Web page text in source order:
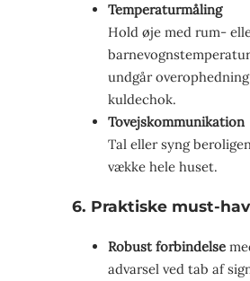
Temperaturmåling
Hold øje med rum-
undgår
kuldechok.
Tovejskommunikation
Tal eller syng
vække hele huset.
6. Praktiske must-
Robust forbindelse
advarsel ved tab af